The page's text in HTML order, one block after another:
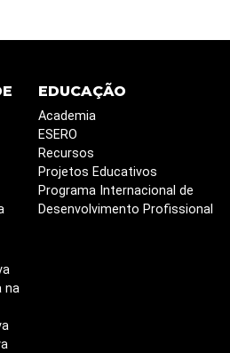
EDUCAÇÃO
Academia
ESERO
Recursos
Projetos Educativos
Programa Internacional de
Desenvolvimento Profissional
na